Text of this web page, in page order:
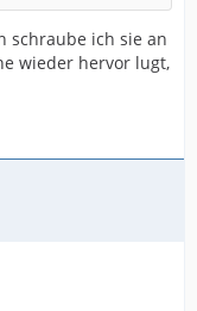
schraube ich sie an
wieder hervor lugt,